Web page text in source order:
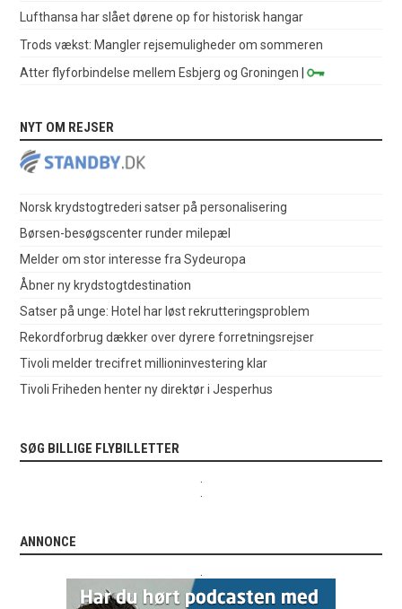
Lufthansa har slået dørene op for historisk hangar
Trods vækst: Mangler rejsemuligheder om sommeren
Atter flyforbindelse mellem Esbjerg og Groningen |
NYT OM REJSER
Norsk krydstogtrederi satser på personalisering
Børsen-besøgscenter runder milepæl
Melder om stor interesse fra Sydeuropa
Åbner ny krydstogtdestination
Satser på unge: Hotel har løst rekrutteringsproblem
Rekordforbrug dækker over dyrere forretningsrejser
Tivoli melder trecifret millioninvestering klar
Tivoli Friheden henter ny direktør i Jesperhus
SØG BILLIGE FLYBILLETTER
ANNONCE